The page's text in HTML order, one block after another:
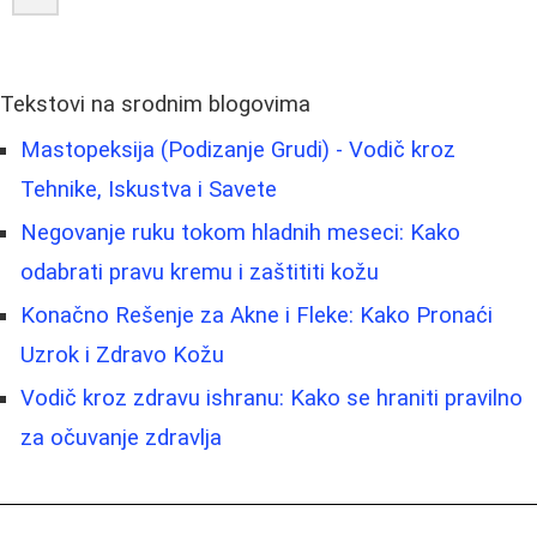
Tekstovi na srodnim blogovima
Mastopeksija (Podizanje Grudi) - Vodič kroz
Tehnike, Iskustva i Savete
Negovanje ruku tokom hladnih meseci: Kako
odabrati pravu kremu i zaštititi kožu
Konačno Rešenje za Akne i Fleke: Kako Pronaći
Uzrok i Zdravo Kožu
Vodič kroz zdravu ishranu: Kako se hraniti pravilno
za očuvanje zdravlja